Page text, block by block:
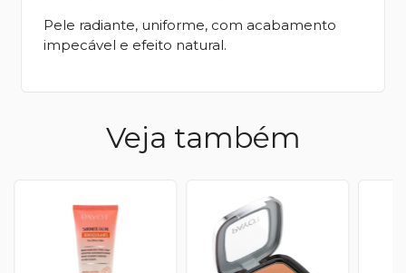
Pele radiante, uniforme, com acabamento
impecável e efeito natural.
Veja também